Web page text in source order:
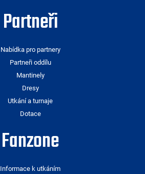
Partneři
Nabídka pro partnery
Partneři oddílu
Mantinely
Dresy
Utkání a turnaje
Dotace
Fanzone
Informace k utkáním